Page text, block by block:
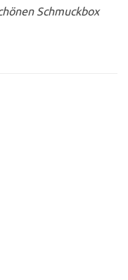
Schmuckbox